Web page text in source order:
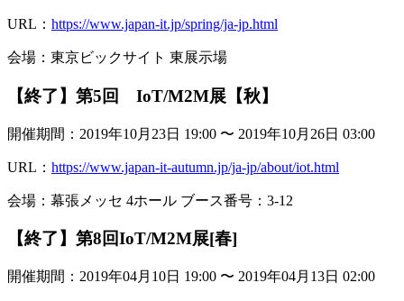
URL： https://www.japan-it.jp/spring/ja-jp.html
会場：東京ビックサイト 東展示場
【終了】第5回 IoT/M2M展【秋】
開催期間：2019年10月23日 19:00 〜 2019年10月26日 03:00
URL： https://www.japan-it-autumn.jp/ja-jp/about/iot.html
会場：幕張メッセ 4ホール ブース番号：3-12
【終了】第8回IoT/M2M展[春]
開催期間：2019年04月10日 19:00 〜 2019年04月13日 02:00